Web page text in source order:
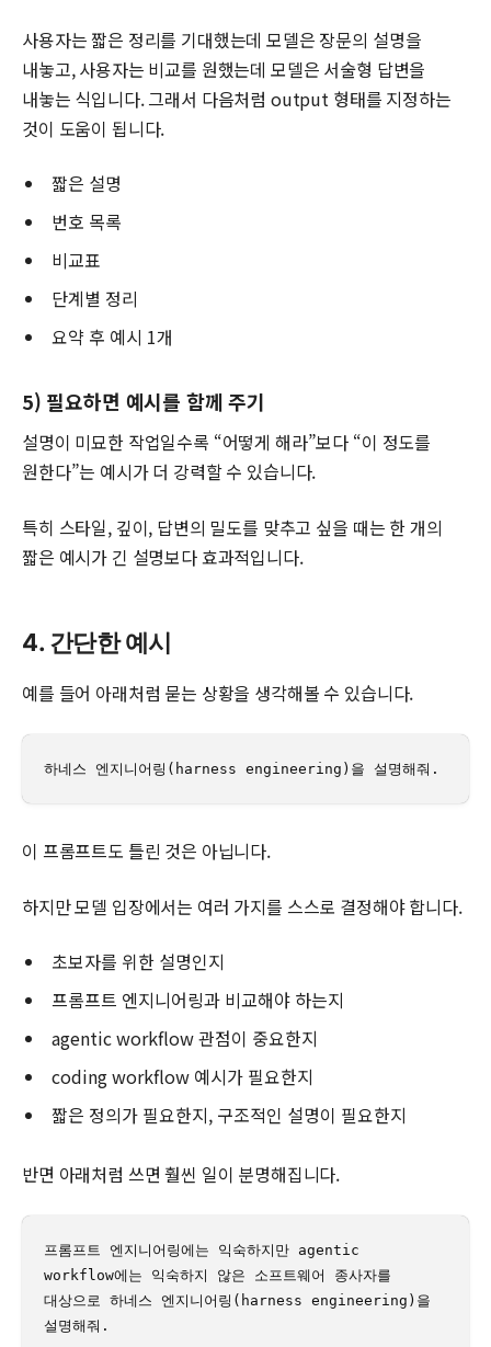
사용자는 짧은 정리를 기대했는데 모델은 장문의 설명을
내놓고, 사용자는 비교를 원했는데 모델은 서술형 답변을
내놓는 식입니다. 그래서 다음처럼 output 형태를 지정하는
것이 도움이 됩니다.
짧은 설명
번호 목록
비교표
단계별 정리
요약 후 예시 1개
5) 필요하면 예시를 함께 주기
설명이 미묘한 작업일수록 “어떻게 해라”보다 “이 정도를
원한다”는 예시가 더 강력할 수 있습니다.
특히 스타일, 깊이, 답변의 밀도를 맞추고 싶을 때는 한 개의
짧은 예시가 긴 설명보다 효과적입니다.
4. 간단한 예시
예를 들어 아래처럼 묻는 상황을 생각해볼 수 있습니다.
하네스 엔지니어링(harness engineering)을 설명해줘.
이 프롬프트도 틀린 것은 아닙니다.
하지만 모델 입장에서는 여러 가지를 스스로 결정해야 합니다.
초보자를 위한 설명인지
프롬프트 엔지니어링과 비교해야 하는지
agentic workflow 관점이 중요한지
coding workflow 예시가 필요한지
짧은 정의가 필요한지, 구조적인 설명이 필요한지
반면 아래처럼 쓰면 훨씬 일이 분명해집니다.
프롬프트 엔지니어링에는 익숙하지만 agentic
workflow에는 익숙하지 않은 소프트웨어 종사자를
대상으로 하네스 엔지니어링(harness engineering)을
설명해줘.